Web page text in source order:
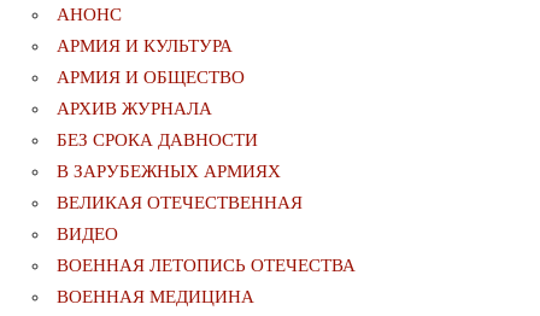
АНОНС
АРМИЯ И КУЛЬТУРА
АРМИЯ И ОБЩЕСТВО
АРХИВ ЖУРНАЛА
БЕЗ СРОКА ДАВНОСТИ
В ЗАРУБЕЖНЫХ АРМИЯХ
ВЕЛИКАЯ ОТЕЧЕСТВЕННАЯ
ВИДЕО
ВОЕННАЯ ЛЕТОПИСЬ ОТЕЧЕСТВА
ВОЕННАЯ МЕДИЦИНА